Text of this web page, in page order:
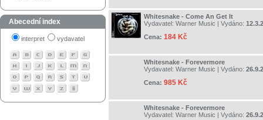
Abecední index
interpret vydavatel
Whitesnake - Come An Get It
Vydavatel: Warner Music | Vydáno:
Cena: 184 Kč
Whitesnake - Forevermore
Vydavatel: Warner Music | Vydáno:
Cena: 985 Kč
Whitesnake - Forevermore
Vydavatel: Warner Music | Vydáno: